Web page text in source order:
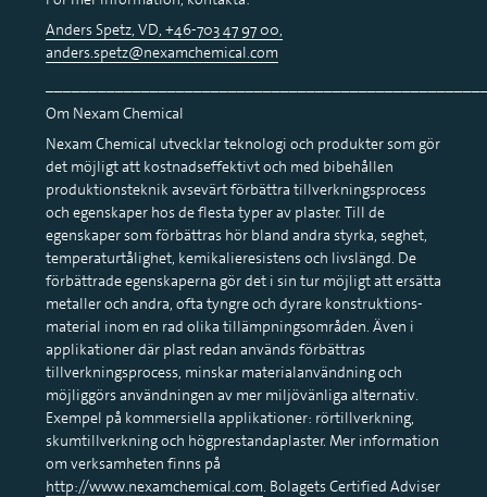
Anders Spetz, VD, +46-703 47 97 00,
anders.spetz@nexamchemical.com
Om Nexam Chemical
Nexam Chemical utvecklar teknologi och produkter som gör
det möjligt att kostnadseffektivt och med bibehållen
produktionsteknik avsevärt förbättra tillverkningsprocess
och egenskaper hos de flesta typer av plaster. Till de
egenskaper som förbättras hör bland andra styrka, seghet,
temperaturtålighet, kemikalieresistens och livslängd. De
förbättrade egenskaperna gör det i sin tur möjligt att ersätta
metaller och andra, ofta tyngre och dyrare konstruktions-
material inom en rad olika tillämpningsområden. Även i
applikationer där plast redan används förbättras
tillverkningsprocess, minskar materialanvändning och
möjliggörs användningen av mer miljövänliga alternativ.
Exempel på kommersiella applikationer: rörtillverkning,
skumtillverkning och högprestandaplaster. Mer information
om verksamheten finns på
http://www.nexamchemical.com. Bolagets Certified Adviser